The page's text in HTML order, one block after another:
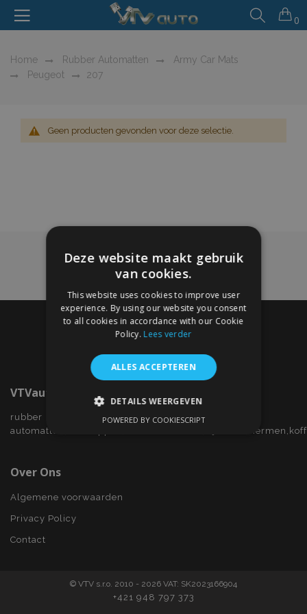
0
Home Rubber Automatten
Army Car Mats
Peugeot
207
Geen producten gevonden voor deze selectie.
VTVauto.nl
rubber
Over Ons
Algemene voorwaarden
Privacy Policy
Contact
© VTV s.r.o. 2010 - 2026 VAT: SK2023166904
+421 948 797 373
Deze website maakt gebruik
van cookies.
This website uses cookies to improve user
experience. By using our website you consent
to all cookies in accordance with our Cookie
Policy. Lees verder
ALLES ACCEPTEREN
DETAILS WEERGEVEN
Strictly necessary cookies allow core website
functionality such as user login and account
POWERED BY COOKIESCRIPT